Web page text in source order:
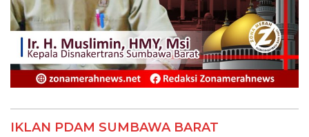
IKLAN PDAM SUMBAWA BARAT